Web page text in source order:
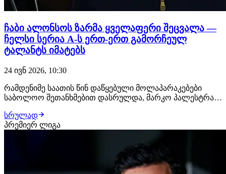
ჩაბი ალონსოს ზარმა ყველაფერი შეცვალა —
ჩელსი სერია A-ს ერთ-ერთ გამორჩეულ
ტალანტს იმატებს
24 ივნ 2026, 10:30
რამდენიმე საათის წინ დაწყებული მოლაპარაკებები
საბოლოო შეთანხმებით დასრულდა, მარკო პალესტრა
მხარეებს შორის ყველაფერი შეთანხმებულია,
ახალგაზრდა იტალიელ განაპირა მცველს ახალ კლუბში
სრულად
პრემიერ ლიგა